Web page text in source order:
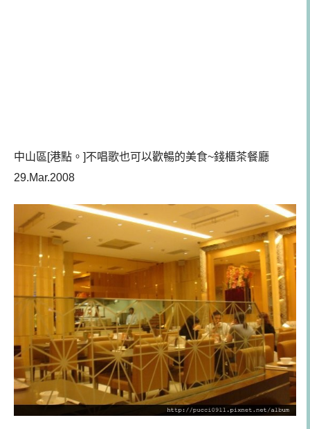
中山區[港點。]不唱歌也可以歡暢的美食~錢櫃茶餐廳
29.Mar.2008